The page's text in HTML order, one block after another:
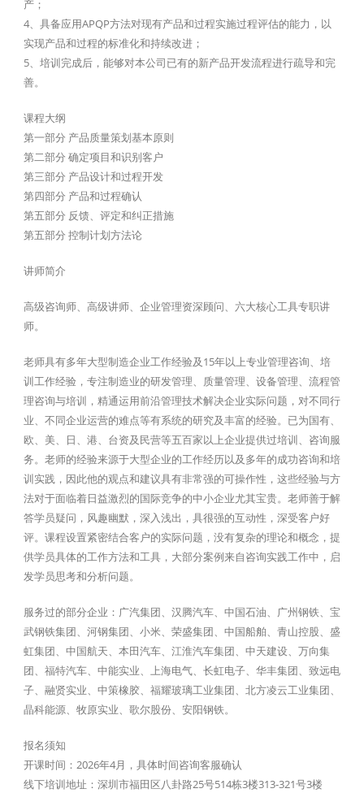
产；
4、具备应用APQP方法对现有产品和过程实施过程评估的能力，以
实现产品和过程的标准化和持续改进；
5、培训完成后，能够对本公司已有的新产品开发流程进行疏导和完
善。
课程大纲
第一部分 产品质量策划基本原则
第二部分 确定项目和识别客户
第三部分 产品设计和过程开发
第四部分 产品和过程确认
第五部分 反馈、评定和纠正措施
第五部分 控制计划方法论
讲师简介
高级咨询师、高级讲师、企业管理资深顾问、六大核心工具专职讲
师。
老师具有多年大型制造企业工作经验及15年以上专业管理咨询、培
训工作经验，专注制造业的研发管理、质量管理、设备管理、流程管
理咨询与培训，精通运用前沿管理技术解决企业实际问题，对不同行
业、不同企业运营的难点等有系统的研究及丰富的经验。已为国有、
欧、美、日、港、台资及民营等五百家以上企业提供过培训、咨询服
务。老师的经验来源于大型企业的工作经历以及多年的成功咨询和培
训实践，因此他的观点和建议具有非常强的可操作性，这些经验与方
法对于面临着日益激烈的国际竞争的中小企业尤其宝贵。老师善于解
答学员疑问，风趣幽默，深入浅出，具很强的互动性，深受客户好
评。课程设置紧密结合客户的实际问题，没有复杂的理论和概念，提
供学员具体的工作方法和工具，大部分案例来自咨询实践工作中，启
发学员思考和分析问题。
服务过的部分企业：广汽集团、汉腾汽车、中国石油、广州钢铁、宝
武钢铁集团、河钢集团、小米、荣盛集团、中国船舶、青山控股、盛
虹集团、中国航天、本田汽车、江淮汽车集团、中天建设、万向集
团、福特汽车、中能实业、上海电气、长虹电子、华丰集团、致远电
子、融贤实业、中策橡胶、福耀玻璃工业集团、北方凌云工业集团、
晶科能源、牧原实业、歌尔股份、安阳钢铁。
报名须知
开课时间：2026年4月，具体时间咨询客服确认
线下培训地址：深圳市福田区八卦路25号514栋3楼313-321号3楼